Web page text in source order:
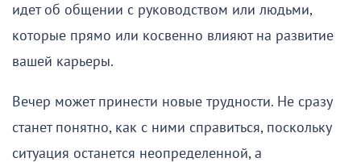
идет об общении с руководством или людьми,
которые прямо или косвенно влияют на развитие
вашей карьеры.
Вечер может принести новые трудности. Не сразу
станет понятно, как с ними справиться, поскольку
ситуация останется неопределенной, а